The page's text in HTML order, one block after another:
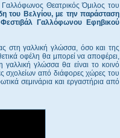
Θεατρικός Όμιλος του
του Βελγίου, με την παράσταση
Γαλλόφωνου Εφηβικού
στη γαλλική γλώσσα, όσο και της
οφέλη θα μπορεί να αποφέρει,
γλώσσα θα είναι το κοινό
σχολείων από διάφορες χώρες του
σεμινάρια και εργαστήρια από